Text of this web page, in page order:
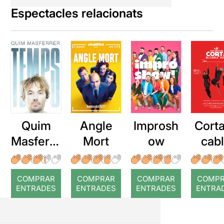
Espectacles relacionats
Quim
Masferre
r: Temps
COMPRAR
ENTRADES
Angle
Mort
COMPRAR
ENTRADES
Improsh
ow
COMPRAR
ENTRADES